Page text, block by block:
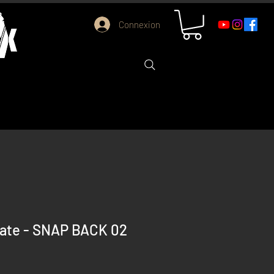
Connexion
- SNAP BACK 02